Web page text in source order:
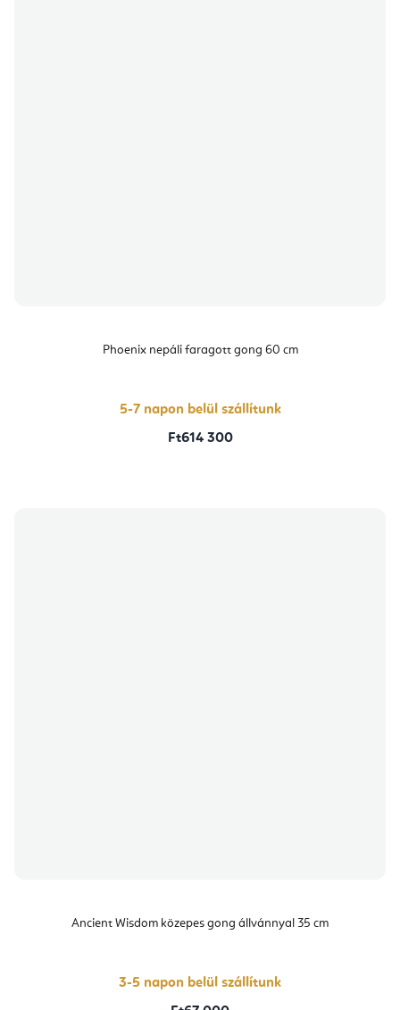
Phoenix nepáli faragott gong 60 cm
5-7 napon belül szállítunk
Ft614 300
Ancient Wisdom közepes gong állvánnyal 35 cm
3-5 napon belül szállítunk